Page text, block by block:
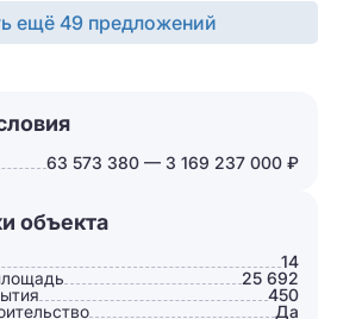
ещё 49 предложений
63 573 380 — 3 169 237 000 ₽
объекта
14
25 692
450
Да